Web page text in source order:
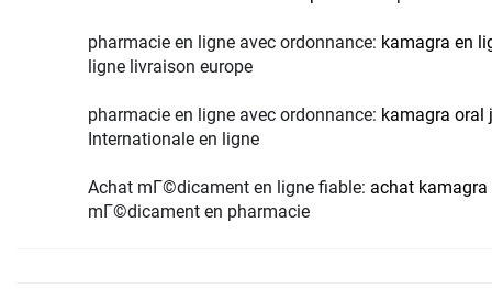
pharmacie en ligne avec ordonnance: kamagra en
ligne livraison europe
pharmacie en ligne avec ordonnance: kamagra oral
Internationale en ligne
Achat mГ©dicament en ligne fiable: achat kamagra
mГ©dicament en pharmacie